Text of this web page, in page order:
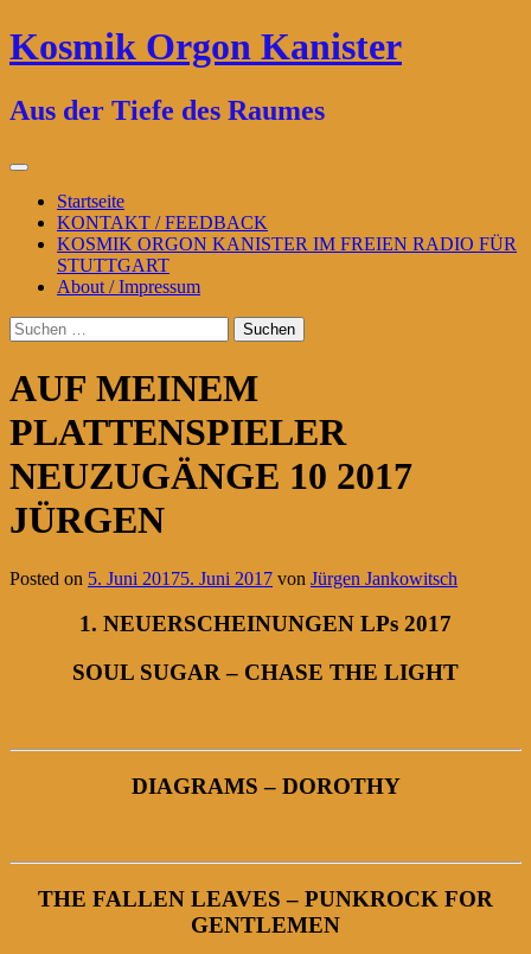
Zum
Inhalt
Kosmik Orgon Kanister
Aus der Tiefe des Raumes
Primäres
Startseite
KONTAKT / FEEDBACK
KOSMIK ORGON KANISTER IM FREIEN RADIO FÜR
STUTTGART
About / Impressum
Suchen
nach:
AUF MEINEM
PLATTENSPIELER
NEUZUGÄNGE 10 2017
JÜRGEN
Posted on 5. Juni 20175. Juni 2017 von Jürgen Jankowitsch
1. NEUERSCHEINUNGEN LPs 2017
SOUL SUGAR – CHASE THE LIGHT
DIAGRAMS – DOROTHY
THE FALLEN LEAVES – PUNKROCK FOR
GENTLEMEN